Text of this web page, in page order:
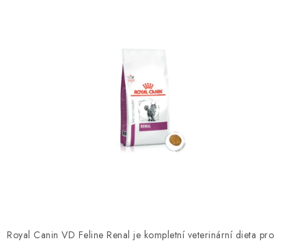
KRÁLÍCI/HLODAVCI/PTÁCI
Royal Canin VD Feline Renal je kompletní veterinární dieta pro